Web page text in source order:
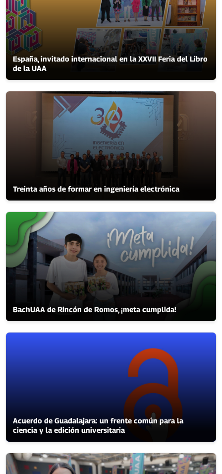
España, invitado internacional en la XXVII Feria del Libro
de la UAA
Treinta años de formar en ingeniería electrónica
BachUAA de Rincón de Romos, ¡meta cumplida!
Acuerdo de Guadalajara: un frente común para la
ciencia y la edición universitaria